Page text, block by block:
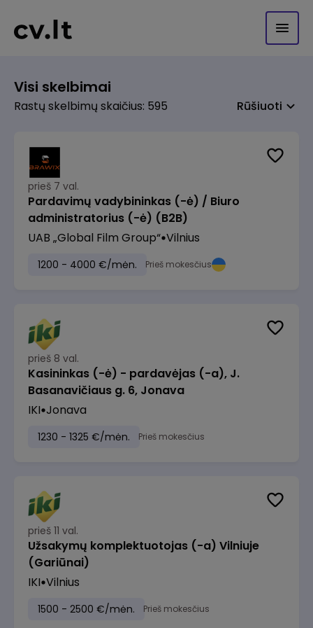
Visi skelbimai
Rastų skelbimų skaičius: 595 Rūšiuoti
prieš 7 val.
Pardavimų vadybininkas (-ė) / Biuro
administratorius (-ė) (B2B)
UAB „Global Film Group“ Vilnius
1200 - 4000 €/mėn. Prieš mokesčius
prieš 8 val.
Kasininkas (-ė) - pardavėjas (-a), J.
Basanavičiaus g. 6, Jonava
IKI Jonava
1230 - 1325 €/mėn. Prieš mokesčius
prieš 11 val.
Užsakymų komplektuotojas (-a) Vilniuje
(Gariūnai)
IKI Vilnius
1500 - 2500 €/mėn. Prieš mokesčius